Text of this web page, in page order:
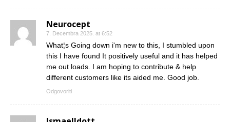
Neurocept
7. Decembra 2025. at 6:52
What¦s Going down i'm new to this, I stumbled upon
this I have found It positively useful and it has helped
me out loads. I am hoping to contribute & help
different customers like its aided me. Good job.
Odgovoriti